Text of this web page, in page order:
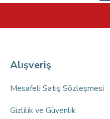
Alışveriş
Mesafeli Satış Sözleşmesi
Gizlilik ve Güvenlik